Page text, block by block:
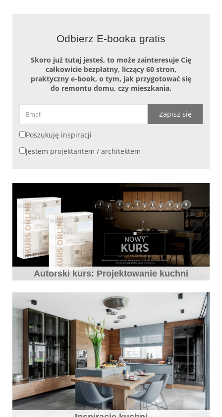
Odbierz E-booka gratis
Skoro już tutaj jesteś, to może zainteresuje Cię
całkowicie bezpłatny, liczący 60 stron,
praktyczny e-book, o tym, jak przygotować się
do remontu domu, czy mieszkania.
Zapisz się
Poszukuję inspiracji
Jestem projektantem / architektem
Autorski kurs: Projektowanie kuchni